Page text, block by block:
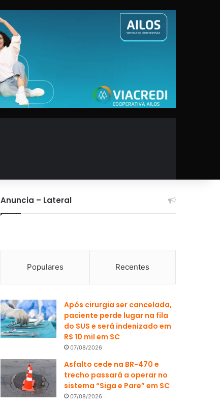
Anuncia – Lateral
Populares Recentes
Após cirurgia ser cancelada,
paciente perde lugar na fila
do SUS e será indenizado em
R$ 10 mil em SC
07/08/2026
Asfalto cede na BR-470 e
trecho passará a operar no
sistema “Siga e Pare” em SC
07/08/2026